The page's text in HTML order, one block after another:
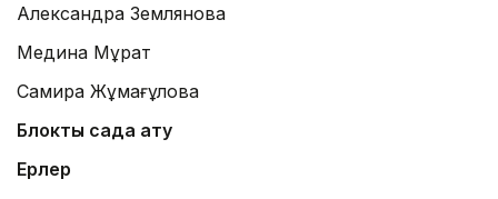
Александра Землянова
Медина Мұрат
Самира Жұмағұлова
Блоктық садақ ату
Ерлер